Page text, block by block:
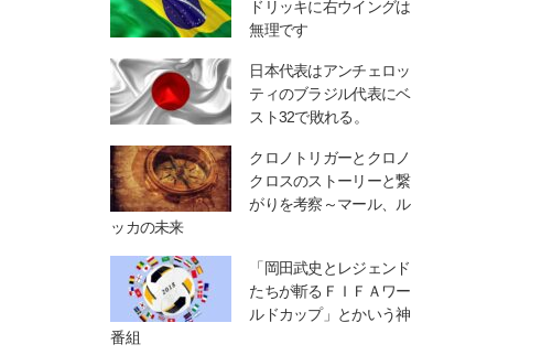
ドリッキに右ウイングは
無理です
日本代表はアンチェロッ
ティのブラジル代表にベ
スト32で敗れる。
クロノトリガーとクロノ
クロスのストーリーと繋
がりを考察～マール、ル
ッカの未来
「岡田武史とレジェンド
たちが斬るＦＩＦＡワー
ルドカップ」とかいう神
番組